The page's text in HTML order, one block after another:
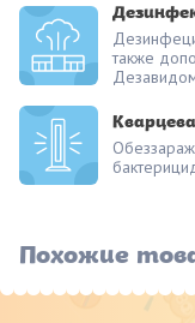
также
Похожие